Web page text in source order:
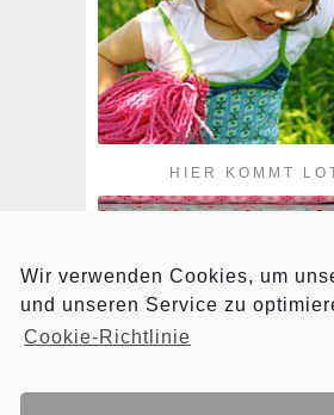
HIER KOMMT
Wir verwenden Cookies, um
und unseren Service zu
Cookie-Richtlinie